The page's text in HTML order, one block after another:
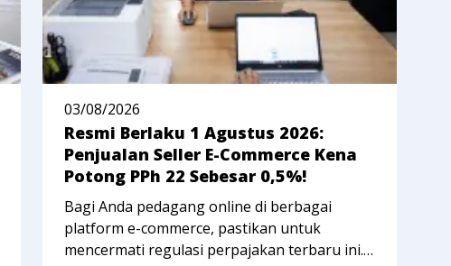
03/08/2026
Resmi Berlaku 1 Agustus 2026:
Penjualan Seller E-Commerce Kena
Potong PPh 22 Sebesar 0,5%!
Bagi Anda pedagang online di berbagai
platform e-commerce, pastikan untuk
mencermati regulasi perpajakan terbaru ini.